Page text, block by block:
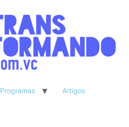
Programas Artigos